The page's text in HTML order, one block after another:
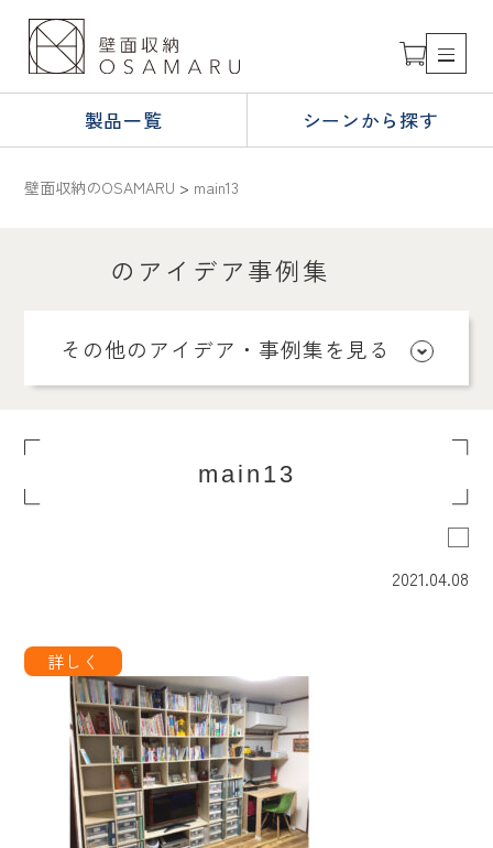
製品一覧 シーンから探す
壁面収納のOSAMARU > main13
のアイデア事例集
その他のアイデア・事例集を見る
main13
2021.04.08